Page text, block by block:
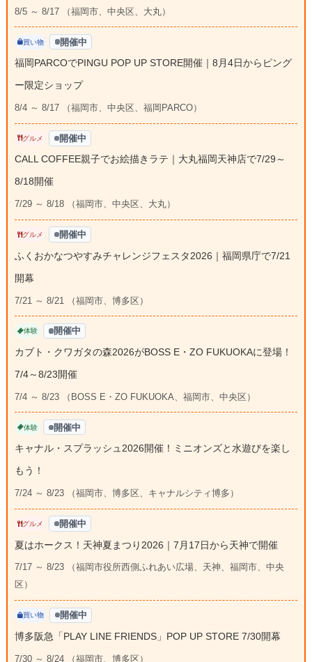
8/5 ～ 8/17 （福岡市、中央区、大丸）
買い物 開催中
福岡PARCOでPINGU POP UP STORE開催｜8月4日からピング
ー限定ショップ
8/4 ～ 8/17 （福岡市、中央区、福岡PARCO）
グルメ 開催中
CALL COFFEE親子でお絵描きラテ｜大丸福岡天神店で7/29～
8/18開催
7/29 ～ 8/18 （福岡市、中央区、大丸）
グルメ 開催中
ふくおかなつやすみチャレンジフェスタ2026｜福岡県庁で7/21
開幕
7/21 ～ 8/21 （福岡市、博多区）
体験 開催中
カブト・クワガタの森2026がBOSS E・ZO FUKUOKAに登場！
7/4～8/23開催
7/4 ～ 8/23 （BOSS E・ZO FUKUOKA、福岡市、中央区）
体験 開催中
キャナル・スプラッシュ2026開催！ミニオンズと水遊びを楽し
もう！
7/24 ～ 8/23 （福岡市、博多区、キャナルシティ博多）
グルメ 開催中
夏はホークス！天神夏まつり2026｜7月17日から天神で開催
7/17 ～ 8/23 （福岡市役所西側ふれあい広場、天神、福岡市、中央
区）
買い物 開催中
博多阪急「PLAY LINE FRIENDS」POP UP STORE 7/30開幕
7/30 ～ 8/24 （福岡市、博多区）